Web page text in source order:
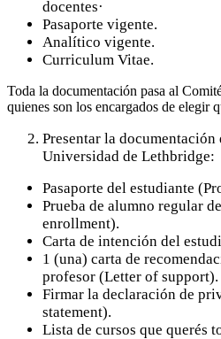
docentes·
Pasaporte vigente.
Analítico vigente.
Curriculum Vitae.
Toda la documentación pasa al
quienes son los encargados de elegir
Presentar la documentación
Universidad de Lethbridge:
Pasaporte del estudiante
Prueba de alumno regular
enrollment).
Carta de intención del
1 (una) carta de
profesor (Letter of support).
Firmar la declaración de
statement).
Lista de cursos que querés